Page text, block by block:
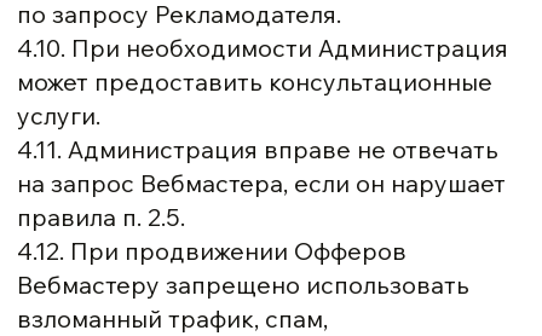
по запросу Рекламодателя.
4.10. При необходимости Администрация
может предоставить консультационные
услуги.
4.11. Администрация вправе не отвечать
на запрос Вебмастера, если он нарушает
правила п. 2.5.
4.12. При продвижении Офферов
Вебмастеру запрещено использовать
взломанный трафик, спам,